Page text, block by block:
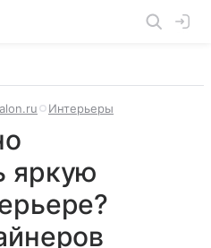
Интерьеры
яркую